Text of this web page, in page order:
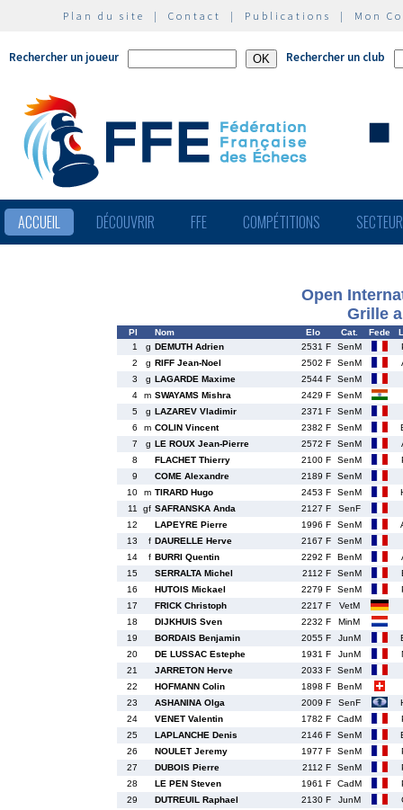
Plan du site | Contact | Publications | Mon
Rechercher un joueur Rechercher un club
ACCUEIL DÉCOUVRIR FFE COMPÉTITIONS
Open
Grille
Pl Nom Elo Cat. Fede
1
g DEMUTH Adrien 2531 F SenM
2
g RIFF Jean-Noel 2502 F SenM
3
g LAGARDE Maxime 2544 F
SenM
4
m SWAYAMS Mishra 2429 F
SenM
5
g LAZAREV Vladimir 2371 F SenM
6
m COLIN Vincent 2382 F SenM
7
g LE ROUX Jean-Pierre 2572 F SenM
8
FLACHET Thierry 2100 F SenM
9
COME Alexandre 2189 F
SenM
10
m TIRARD Hugo 2453 F SenM
11
gf SAFRANSKA Anda 2127 F
SenF
12
LAPEYRE Pierre 1996 F SenM
13
f DAURELLE Herve 2167 F
SenM
14
f BURRI Quentin 2292 F BenM
15
SERRALTA Michel 2112 F SenM
16
HUTOIS Mickael 2279 F SenM
17
FRICK Christoph 2217 F
VetM
18
DIJKHUIS Sven 2232 F
MinM
19
BORDAIS Benjamin 2055 F JunM
20
DE LUSSAC Estephe 1931 F JunM
21
JARRETON Herve 2033 F
SenM
22
HOFMANN Colin 1898 F
BenM
23
ASHANINA Olga 2009 F SenF
24
VENET Valentin 1782 F CadM
25
LAPLANCHE Denis 2146 F SenM
26
NOULET Jeremy 1977 F SenM
27
DUBOIS Pierre 2112 F SenM
28
LE PEN Steven 1961 F CadM
29
DUTREUIL Raphael 2130 F JunM